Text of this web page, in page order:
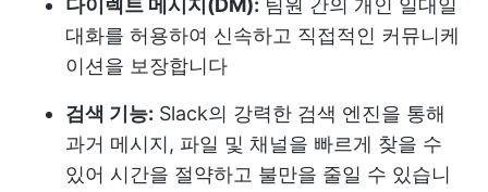
다이렉트 메시지(DM): 팀원 간의 개인 일대일
대화를 허용하여 신속하고 직접적인 커뮤니케
이션을 보장합니다
검색 기능: Slack의 강력한 검색 엔진을 통해
과거 메시지, 파일 및 채널을 빠르게 찾을 수
있어 시간을 절약하고 불만을 줄일 수 있습니